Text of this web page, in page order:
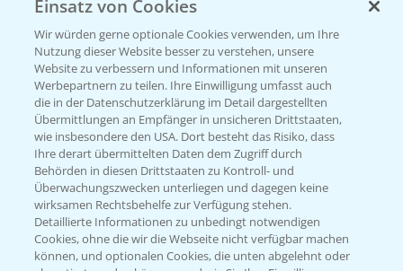
Beratung auf WhatsApp
T.+49 (0)174 346 564 1
KONTAKT
Hilfe in Notfällen
T.+49 (0)214/30-20220
Einsatz von Cookies
Wir würden gerne optionale Cookies verwenden, um Ihre
Nutzung dieser Website besser zu verstehen, unsere
Website zu verbessern und Informationen mit unseren
Werbepartnern zu teilen. Ihre Einwilligung umfasst auch
die in der Datenschutzerklärung im Detail dargestellten
Übermittlungen an Empfänger in unsicheren Drittstaaten,
wie insbesondere den USA. Dort besteht das Risiko, dass
Ihre derart übermittelten Daten dem Zugriff durch
Behörden in diesen Drittstaaten zu Kontroll- und
Überwachungszwecken unterliegen und dagegen keine
wirksamen Rechtsbehelfe zur Verfügung stehen.
Detaillierte Informationen zu unbedingt notwendigen
Cookies, ohne die wir die Webseite nicht verfügbar machen
können, und optionalen Cookies, die unten abgelehnt oder